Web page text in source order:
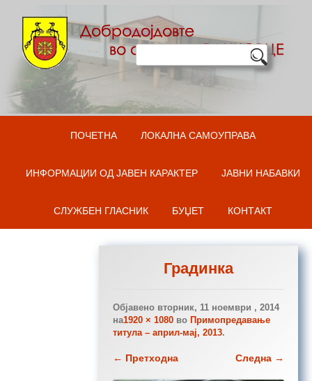
ПОЧЕТНА
ЛОКАЛНА САМОУПРАВА
ИНФОРМАЦИИ ОД ЈАВЕН КАРАКТЕР ЈАВНИ НАБАВКИ
СЛУЖБЕН ГЛАСНИК БУЏЕТ КОНТАКТ
Градинка
Објавено вторник, 11 ноември , 2014
на1920 × 1080во Примопредавање
титула – април-мај, 2013.
← Претходна Следна →